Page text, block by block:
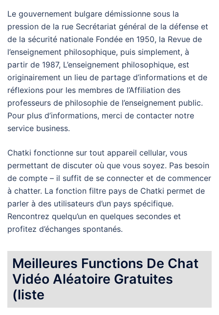
Le gouvernement bulgare démissionne sous la
pression de la rue Secrétariat général de la défense et
de la sécurité nationale Fondée en 1950, la Revue de
l’enseignement philosophique, puis simplement, à
partir de 1987, L’enseignement philosophique, est
originairement un lieu de partage d’informations et de
réflexions pour les membres de l’Affiliation des
professeurs de philosophie de l’enseignement public.
Pour plus d’informations, merci de contacter notre
service business.
Chatki fonctionne sur tout appareil cellular, vous
permettant de discuter où que vous soyez. Pas besoin
de compte – il suffit de se connecter et de commencer
à chatter. La fonction filtre pays de Chatki permet de
parler à des utilisateurs d’un pays spécifique.
Rencontrez quelqu’un en quelques secondes et
profitez d’échanges spontanés.
Meilleures Functions De Chat
Vidéo Aléatoire Gratuites
(liste